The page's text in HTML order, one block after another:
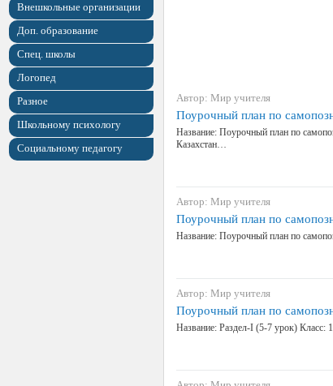
Внешкольные организации
Доп. образование
Спец. школы
Логопед
Разное
Школьному психологу
Социальному педагогу
Автор: Мир учителя
Поурочный план по
Название: Поурочный план по
Казахстан…
Автор: Мир учителя
Поурочный план по
Название: Поурочный план по
Автор: Мир учителя
Поурочный план по
Название: Раздел-I (5-7 урок) Класс: